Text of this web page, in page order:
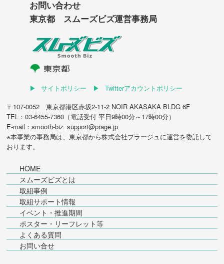
お問い合わせ
東京都 スムーズビズ運営事務局
サイトポリシー
Twitterアカウントポリシー
〒107-0052 東京都港区赤坂2-11-2 NOIR AKASAKA BLDG 6F
TEL：03-6455-7360（電話受付 平日9時00分～17時00分）
E-mail：smooth-biz_support@prage.jp
※本事業の事務局は、東京都から株式会社プラージュに運営を委託して
おります。
HOME
スムーズビズとは
取組事例
取組サポート情報
イベント・推進期間
ポスター・リーフレット等
よくある質問
お問い合せ